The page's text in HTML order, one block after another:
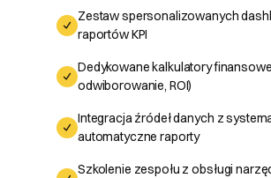
Zestaw spersonalizowanych
raportów KPI
Dedykowane kalkulatory finansowe
odwiborowanie, ROI)
Integracja źródeł danych z
automatyczne raporty
Szkolenie zespołu z obsługi